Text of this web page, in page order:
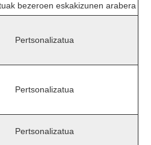
bezeroen eskakizunen arabera
Pertsonalizatua
Pertsonalizatua
Pertsonalizatua